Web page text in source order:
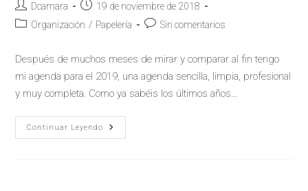
Dcamara
19 de noviembre de 2018
Organización / Papelería Sin comentarios
Después de muchos meses de mirar y comparar al fin tengo
mi agenda para el 2019, una agenda sencilla, limpia, profesional
y muy completa. Como ya sabéis los últimos años…
Continuar Leyendo